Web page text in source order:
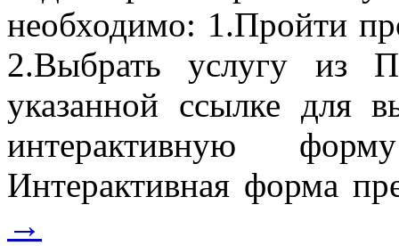
необходимо: 1.Пройти
2.Выбрать услугу
указанной ссылке для
интерактивную
Интерактивная форма
→